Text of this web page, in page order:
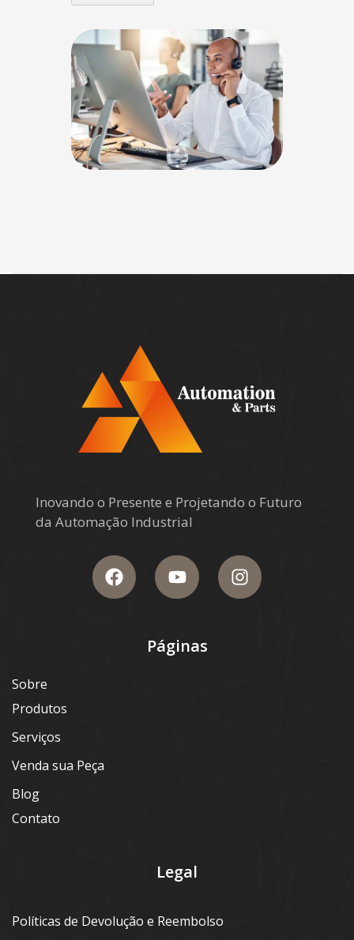
Inovando o Presente e Projetando o Futuro
da Automação Industrial
Páginas
Sobre
Produtos
Serviços
Venda sua Peça
Blog
Contato
Legal
Políticas de Devolução e Reembolso